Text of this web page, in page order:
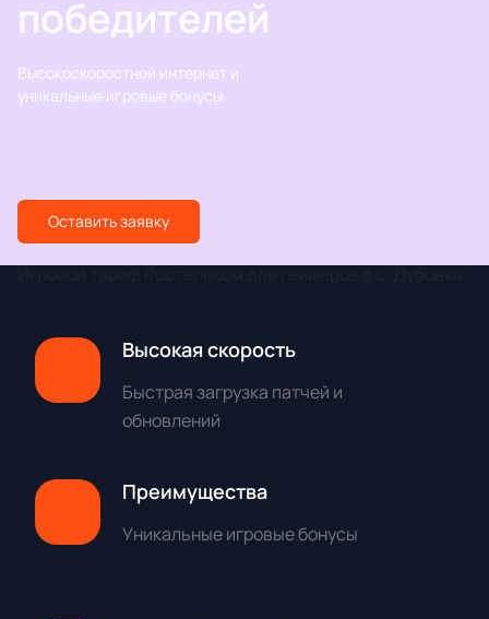
победителей
Высокоскоростной интернет и
уникальные игровые бонусы
Оставить заявку
Высокая скорость
Быстрая загрузка патчей и
обновлений
Преимущества
Уникальные игровые бонусы